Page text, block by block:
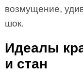
возмущение,
шок.
Идеалы
и стан